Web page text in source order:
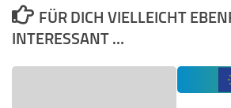
FÜR DICH VIELLEICHT
INTERESSANT …